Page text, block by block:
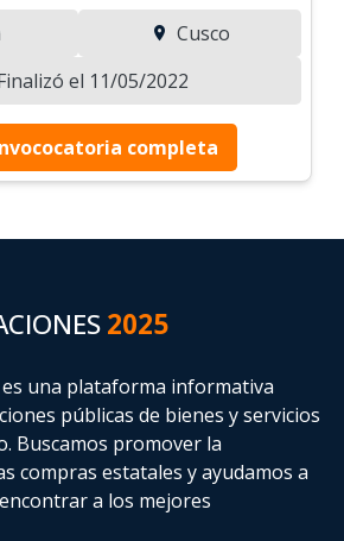
Cusco
el 11/05/2022
completa
2025
una plataforma informativa
públicas de bienes y servicios
Buscamos promover la
compras estatalesy ayudamos a
a los mejores